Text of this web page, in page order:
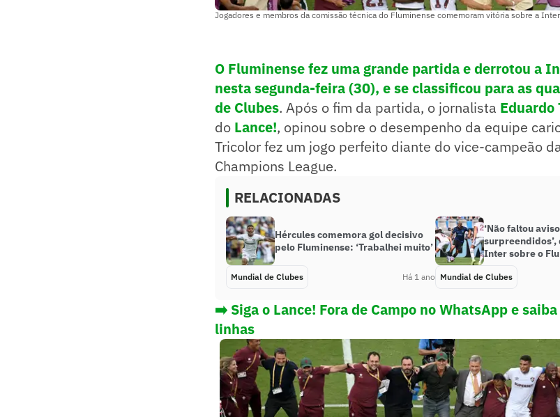
Jogadores e membros da comissão técnica do Fluminense comemoram vitória sobre a
O Fluminense fez uma grande partida e derrotou a
nesta segunda-feira (30), e se classificou para as
de Clubes. Após o fim da partida, o jornalista Eduardo
do Lance!, opinou sobre o desempenho da equipe
Tricolor fez um jogo perfeito diante do vice-campeão
Champions League.
RELACIONADAS
Hércules comemora gol decisivo
pelo Fluminense: ‘Trabalhei muito’
Mundial de Clubes Há 1 ano
‘Não faltou
Inter sobre o
Mundial de Clubes
➡️ Siga o Lance! Fora de Campo no WhatsApp e
linhas